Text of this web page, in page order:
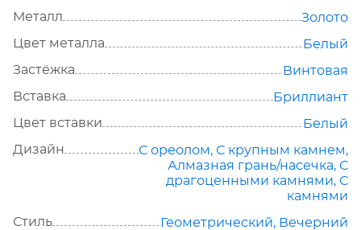
Металл
Золото
Цвет металла
Белый
Застёжка
Винтовая
Вставка
Бриллиант
Цвет вставки
Белый
Дизайн
С ореолом, С крупным камнем,
Алмазная грань/насечка, С
драгоценными камнями, С
камнями
Стиль
Геометрический, Вечерний